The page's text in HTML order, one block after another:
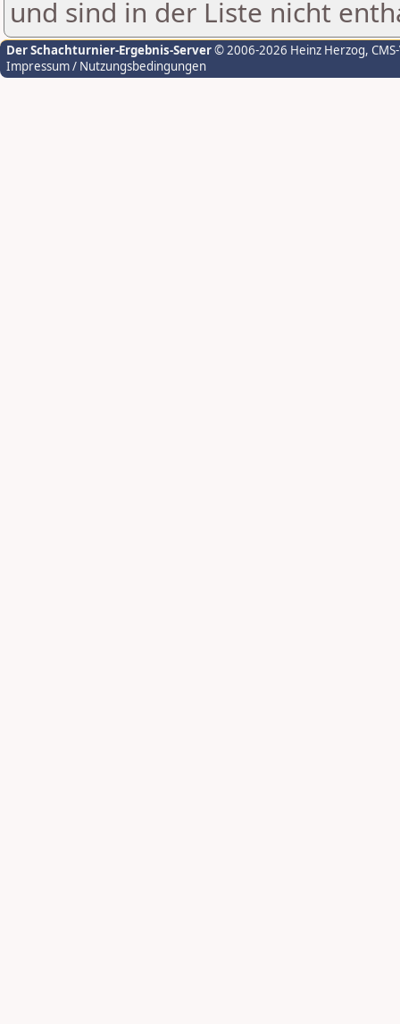
und sind in der Liste nicht
Der Schachturnier-Ergebnis-Server© 2006-2026 Heinz Herzog,
Impressum / Nutzungsbedingungen